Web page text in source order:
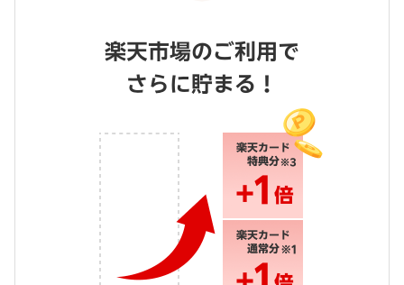
楽天市場のご利用で
さらに貯まる！